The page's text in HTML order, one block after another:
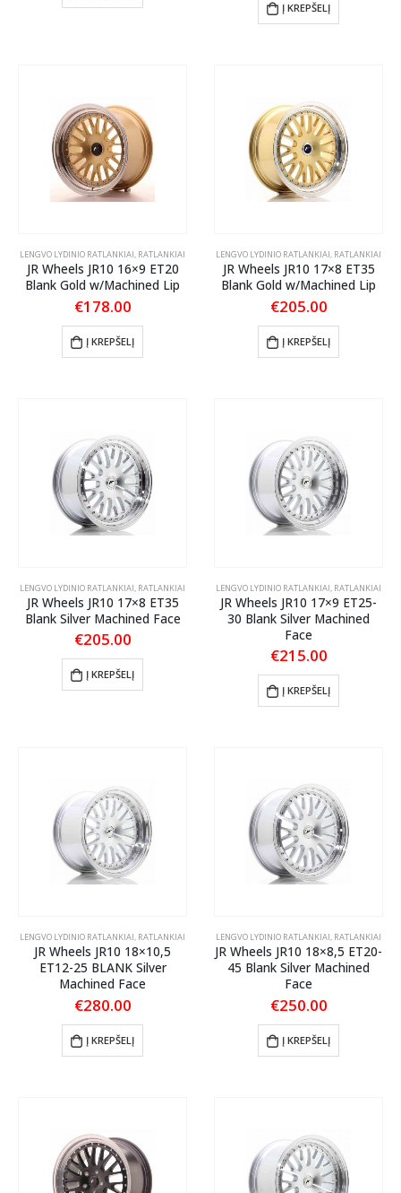
Į KREPŠELĮ
LENGVO LYDINIO RATLANKIAI, RATLANKIAI
JR Wheels JR10 16×9 ET20
Blank Gold w/Machined Lip
€178.00
Į KREPŠELĮ
LENGVO LYDINIO RATLANKIAI, RATLANKIAI
JR Wheels JR10 17×8 ET35
Blank Gold w/Machined Lip
€205.00
Į KREPŠELĮ
LENGVO LYDINIO RATLANKIAI RATLANKIAI
JR Wheels JR10 17×8 ET35
Blank Silver Machined Face
€205.00
Į KREPŠELĮ
LENGVO LYDINIO RATLANKIAI RATLANKIAI
JR Wheels JR10 17×9 ET25-
30 Blank Silver Machined
Face
€215.00
Į KREPŠELĮ
LENGVO LYDINIO RATLANKIAI, RATLANKIAI
JR Wheels JR10 18×10,5
ET12-25 BLANK Silver
Machined Face
€280.00
Į KREPŠELĮ
LENGVO LYDINIO RATLANKIAI, RATLANKIAI
JR Wheels JR10 18×8,5 ET20-
45 Blank Silver Machined
Face
€250.00
Į KREPŠELĮ